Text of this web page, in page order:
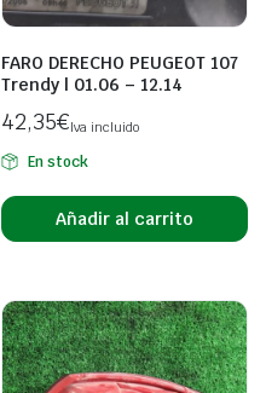
FARO DERECHO PEUGEOT 107
Trendy | 01.06 – 12.14
42,35€Iva incluido
En stock
Añadir al carrito